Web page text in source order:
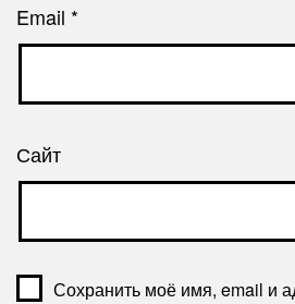
Email *
Сайт
Сохранить моё имя, email и